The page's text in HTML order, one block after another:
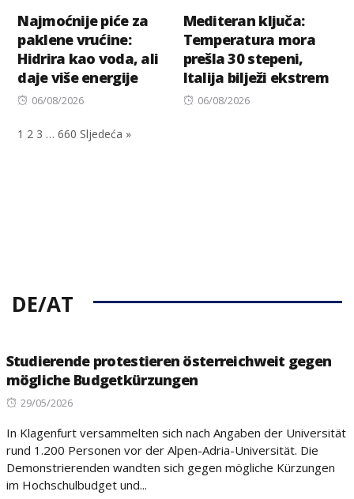
Najmoćnije piće za
paklene vrućine:
Hidrira kao voda, ali
daje više energije
Posted
06/08/2026
Mediteran ključa:
Temperatura mora
prešla 30 stepeni,
Italija bilježi ekstrem
Posted
06/08/2026
1 2 3 … 660 Sljedeća »
DE/AT
Studierende protestieren österreichweit gegen
mögliche Budgetkürzungen
Posted
29/05/2026
In Klagenfurt versammelten sich nach Angaben der Universität
rund 1.200 Personen vor der Alpen-Adria-Universität. Die
Demonstrierenden wandten sich gegen mögliche Kürzungen
im Hochschulbudget und...